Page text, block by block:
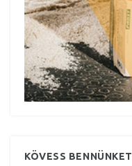
KÖVESS BENNÜNKET